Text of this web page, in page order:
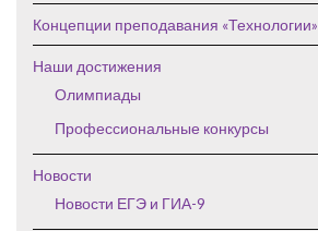
Концепции преподавания «Технологии»
Наши достижения
Олимпиады
Профессиональные конкурсы
Новости
Новости ЕГЭ и ГИА-9